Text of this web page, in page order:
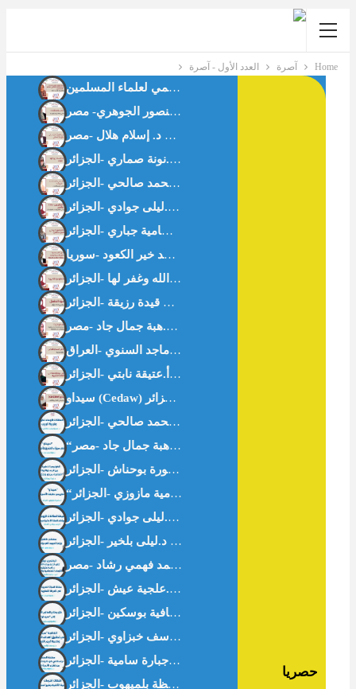
Home آصرة العدد الأول - آصرة
حصريا
حوار مع د.كاميليا حلمي رئيس لجنة الأسرة بالاتحاد العالمي لعلماء المسلمين
فقه المسافة الآمنة: براءة الذمة في صلة الرحم المؤذية د. فداء منصور الجوهري- مصر
ما لا يُقال في العلاقات الزوجية رحلة في نفسية الرجل – د.سمية محمد صالحي -الجزائر